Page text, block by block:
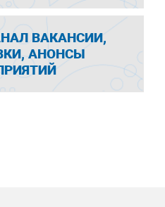
ВАКАНСИИ,
АНОНСЫ